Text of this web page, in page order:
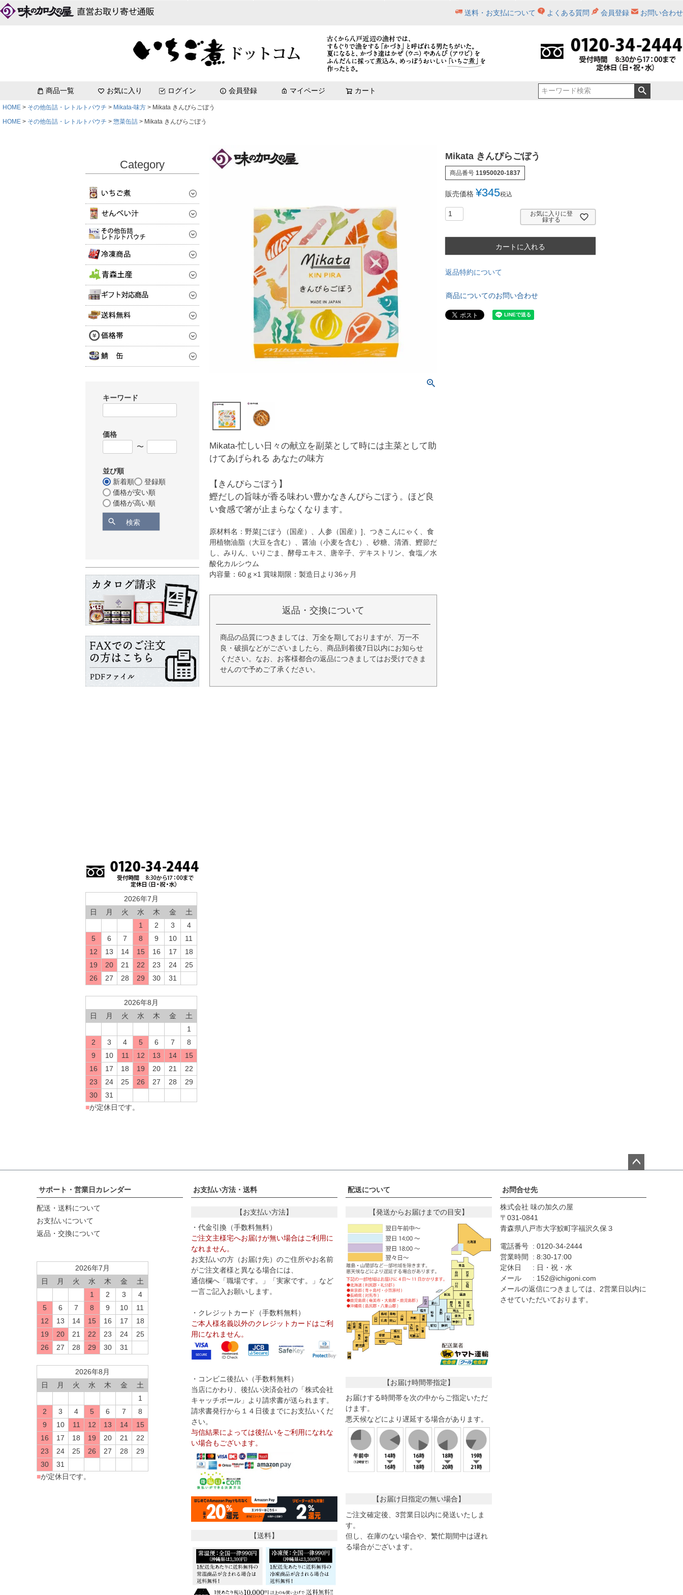
いちご煮お試しセット 元祖いちご煮（化粧箱入）
いちご煮お祭りラベル いちご煮「祝」ラベル
八戸せんべい汁セット[コク塩味] 【青森シャモロック肉入】せんべい汁缶詰セット
DakeDeli brew 日本酒とマリアージュ ホタテ缶詰
珍味缶詰 惣菜缶詰 缶詰詰め合わせ（化粧箱入）
菊花巻
青森土産_詰め合わせ
せんべい汁
缶詰詰め合わせ brew 日本酒とマリアージュ
缶詰詰め合わせ
brew 日本酒とマリアージュ 送料無料キャンペーン商品（期間限定）
5,001円～10,000円
10,001円～
味わい鯖[エコ梱包] 八戸鯖（数量限定商品）
送料・お支払について よくある質問 会員登録 お問い合わせ
商品一覧 お気に入り ログイン 会員登録 マイページ カート
HOME その他缶詰・レトルトパウチ Mikata-味方
Mikata きんぴらごぼう
HOME
その他缶詰・レトルトパウチ 惣菜缶詰 Mikata きんぴらごぼう
Category
キーワード
価格
〜
並び順
新着順
登録順
価格が安い順
価格が高い順
検索
2026年7月
日
月 火 水 木 金
土
1
2 3
4
5
6 7 8 9 10
11
12
13 14 15 16 17
18
19
20 21 22 23 24
25
26
27 28 29 30 31
2026年8月
日
月 火 水 木 金
土
1
2
3 4 5 6 7
8
9
10 11 12 13 14
15
16
17 18 19 20 21
22
23
24 25 26 27 28
29
30
31
■が定休日です。
Mikata-忙しい日々の献立を副菜として時には主菜として助
けてあげられる あなたの味方
【きんぴらごぼう】
鰹だしの旨味が香る味わい豊かなきんぴらごぼう。ほど良
い食感で箸が止まらなくなります。
原材料名：野菜[ごぼう（国産）、人参（国産）]、つきこんにゃく、食
用植物油脂（大豆を含む）、醤油（小麦を含む）、砂糖、清酒、鰹節だ
し、みりん、いりごま、酵母エキス、唐辛子、デキストリン、食塩／水
酸化カルシウム
内容量：60ｇ×1 賞味期限：製造日より36ヶ月
返品・交換について
商品の品質につきましては、万全を期しておりますが、万一不
良・破損などがございましたら、商品到着後7日以内にお知らせ
ください。なお、お客様都合の返品につきましてはお受けできま
せんので予めご了承ください。
Mikata きんぴらごぼう
商品番号 11950020-1837
販売価格 ¥345税込
お気に入りに登
録する
カートに入れる
返品特約について
商品についてのお問い合わせ
ップ
サポート・営業日カレンダー
配送・送料について
お支払いについて
返品・交換について
2026年7月
日
月 火 水 木 金
土
1
2 3
4
5
6 7 8 9 10
11
12
13 14 15 16 17
18
19
20 21 22 23 24
25
26
27 28 29 30 31
2026年8月
日
月 火 水 木 金
土
1
2
3 4 5 6 7
8
9
10 11 12 13 14
15
16
17 18 19 20 21
22
23
24 25 26 27 28
29
30
31
■が定休日です。
お支払い方法・送料
【お支払い方法】
・代金引換（手数料無料）
ご注文主様宅へお届けが無い場合はご利用に
なれません。
お支払いの方（お届け先）のご住所やお名前
がご注文者様と異なる場合には、
通信欄へ「職場です。」「実家です。」など
一言ご記入お願いします。
・クレジットカード（手数料無料）
ご本人様名義以外のクレジットカードはご利
用になれません。
・コンビニ後払い（手数料無料）
当店にかわり、後払い決済会社の「株式会社
キャッチボール」より請求書が送られます。
請求書発行から１４日後までにお支払いくだ
さい。
与信結果によっては後払いをご利用になれな
い場合もございます。
【送料】
配送について
【発送からお届けまでの目安】
【お届け時間帯指定】
お届けする時間帯を次の中からご指定いただ
けます。
悪天候などにより遅延する場合があります。
【お届け日指定の無い場合】
ご注文確定後、3営業日以内に発送いたしま
す。
但し、在庫のない場合や、繁忙期間中は遅れ
る場合がございます。
お問合せ先
株式会社 味の加久の屋
031-0841
青森県八戸市大字鮫町字福沢久保３
電話番号
0120-34-2444
営業時間
8:30-17:00
定休日
日・祝・水
メール
152@ichigoni.com
メールの返信につきましては、2営業日以内に
させていただいております。